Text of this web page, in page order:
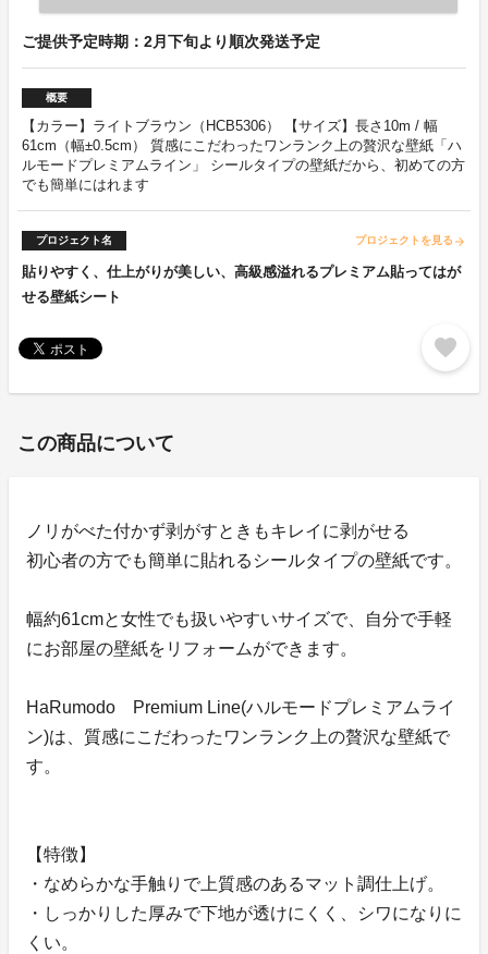
ご提供予定時期：2月下旬より順次発送予定
概要
【カラー】ライトブラウン（HCB5306） 【サイズ】長さ10m / 幅
61cm（幅±0.5cm） 質感にこだわったワンランク上の贅沢な壁紙「ハ
ルモードプレミアムライン」 シールタイプの壁紙だから、初めての方
でも簡単にはれます
プロジェクト名 プロジェクトを見る arrow_forward
貼りやすく、仕上がりが美しい、高級感溢れるプレミアム貼ってはが
せる壁紙シート
favorite
この商品について
ノリがべた付かず剥がすときもキレイに剥がせる
初心者の方でも簡単に貼れるシールタイプの壁紙です。
幅約61cmと女性でも扱いやすいサイズで、自分で手軽
にお部屋の壁紙をリフォームができます。
HaRumodo Premium Line(ハルモードプレミアムライ
ン)は、質感にこだわったワンランク上の贅沢な壁紙で
す。
【特徴】
・なめらかな手触りで上質感のあるマット調仕上げ。
・しっかりした厚みで下地が透けにくく、シワになりに
くい。